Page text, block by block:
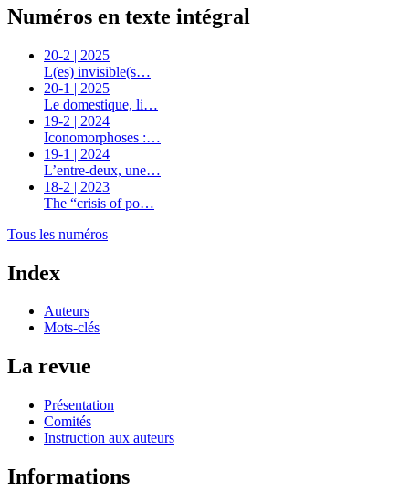
Numéros en texte intégral
20-2 | 2025
L(es) invisible(s…
20-1 | 2025
Le domestique, li…
19-2 | 2024
Iconomorphoses :…
19-1 | 2024
L’entre-deux, une…
18-2 | 2023
The “crisis of po…
Tous les numéros
Index
Auteurs
Mots-clés
La revue
Présentation
Comités
Instruction aux auteurs
Informations